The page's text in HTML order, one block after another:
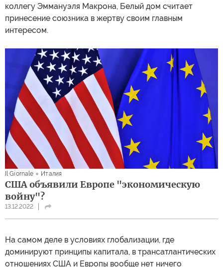
коллегу Эммануэля Макрона, Белый дом считает
принесение союзника в жертву своим главным
интересом.
Il Giornale Италия
США объявили Европе "экономическую
войну"?
13.12.2022
На самом деле в условиях глобализации, где
доминируют принципы капитала, в трансатлантических
отношениях США и Европы вообще нет ничего